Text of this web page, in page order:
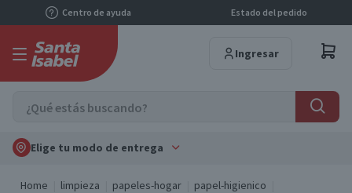
Centro de ayuda Estado del pedido
Ingresar
Elige tu modo de entrega
Home limpieza papeles-hogar
papel-higienico